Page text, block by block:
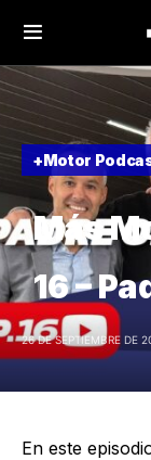
+Motor
Más
16 –
26 DE SEPTIEMBRE DE
En este